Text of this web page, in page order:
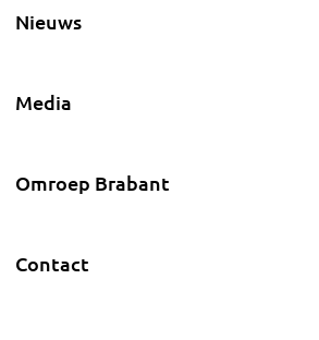
Nieuws
Media
Omroep Brabant
Contact